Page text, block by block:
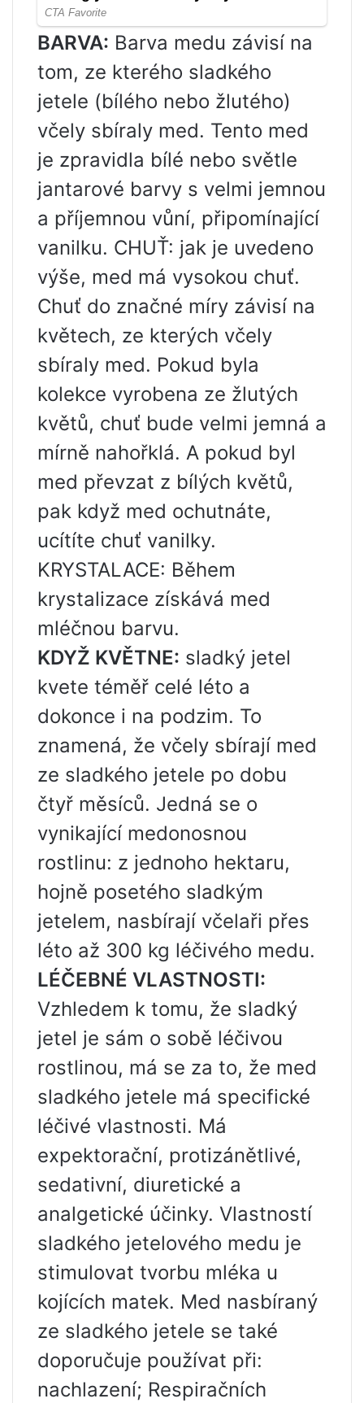
BARVA: Barva medu závisí na
tom, ze kterého sladkého
jetele (bílého nebo žlutého)
včely sbíraly med. Tento med
je zpravidla bílé nebo světle
jantarové barvy s velmi jemnou
a příjemnou vůní, připomínající
vanilku. CHUŤ: jak je uvedeno
výše, med má vysokou chuť.
Chuť do značné míry závisí na
květech, ze kterých včely
sbíraly med. Pokud byla
kolekce vyrobena ze žlutých
květů, chuť bude velmi jemná a
mírně nahořklá. A pokud byl
med převzat z bílých květů,
pak když med ochutnáte,
ucítíte chuť vanilky.
KRYSTALACE: Během
krystalizace získává med
mléčnou barvu.
KDYŽ KVĚTNE: sladký jetel
kvete téměř celé léto a
dokonce i na podzim. To
znamená, že včely sbírají med
ze sladkého jetele po dobu
čtyř měsíců. Jedná se o
vynikající medonosnou
rostlinu: z jednoho hektaru,
hojně posetého sladkým
jetelem, nasbírají včelaři přes
léto až 300 kg léčivého medu.
LÉČEBNÉ VLASTNOSTI:
Vzhledem k tomu, že sladký
jetel je sám o sobě léčivou
rostlinou, má se za to, že med
sladkého jetele má specifické
léčivé vlastnosti. Má
expektorační, protizánětlivé,
sedativní, diuretické a
analgetické účinky. Vlastností
sladkého jetelového medu je
stimulovat tvorbu mléka u
kojících matek. Med nasbíraný
ze sladkého jetele se také
doporučuje používat při:
nachlazení; Respiračních